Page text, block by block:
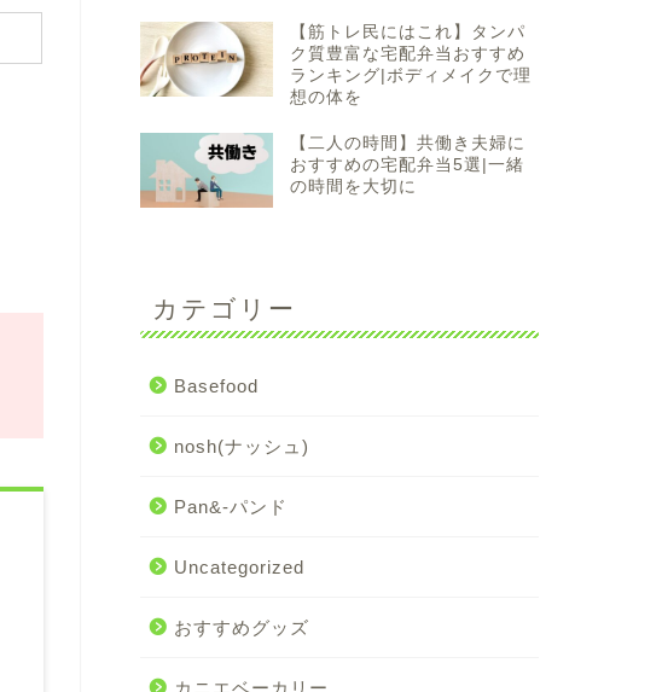
【筋トレ民にはこれ】タンパ
ク質豊富な宅配弁当おすすめ
ランキング|ボディメイクで理
想の体を
【二人の時間】共働き夫婦に
おすすめの宅配弁当5選|一緒
の時間を大切に
カテゴリー
Basefood
nosh(ナッシュ)
Pan&-パンド
Uncategorized
おすすめグッズ
カニエベーカリー